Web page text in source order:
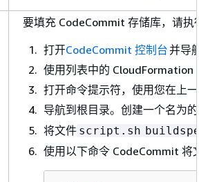
要填充 CodeCommit 存储库，请执行
打开CodeCommit 控制台并导航
使用列表中的 CloudFormation
打开命令提示符，使用您在上一
导航到根目录。创建一个名为的
将文件 script.sh
使用以下命令 CodeCommit 将文